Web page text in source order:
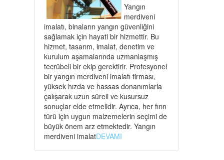
Yangın
merdiveni
imalatı, binaların yangın güvenliğini
sağlamak için hayati bir hizmettir. Bu
hizmet, tasarım, imalat, denetim ve
kurulum aşamalarında uzmanlaşmış
tecrübeli bir ekip gerektirir. Profesyonel
bir yangın merdiveni imalatı firması,
yüksek hızda ve hassas donanımlarla
çalışarak uzun süreli ve kusursuz
sonuçlar elde etmelidir. Ayrıca, her fırın
türü için uygun malzemelerin seçimi de
büyük önem arz etmektedir. Yangın
merdiveni imalatDEVAMI